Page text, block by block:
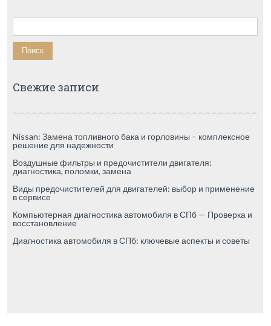
Найти:
Свежие записи
Nissan: Замена топливного бака и горловины – комплексное
решение для надежности
Воздушные фильтры и предочистители двигателя:
диагностика, поломки, замена
Виды предочистителей для двигателей: выбор и применение
в сервисе
Компьютерная диагностика автомобиля в СПб — Проверка и
восстановление
Диагностика автомобиля в СПб: ключевые аспекты и советы